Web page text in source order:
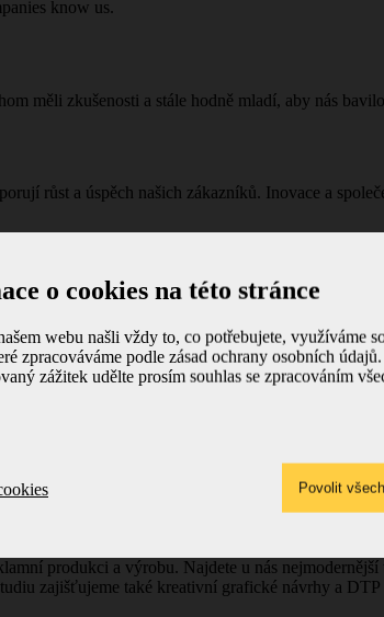
know us.
měli zkušenosti a stále hodně mladí, aby nás
růst a úspěch našich zákazníků. Inovace a
respekt, přátelství, podpora a úcta. Věříme v
i reklamní výrobu v našem vlastním
produkci a výrobu. Najdete u nás
zajišťujeme také kreativní grafické návrhy a
o cookies na této stránce
webu našli vždy to, co potřebujete, využíváme
zpracováváme podle zásad ochrany osobních
zážitek udělte prosím souhlas se zpracováním